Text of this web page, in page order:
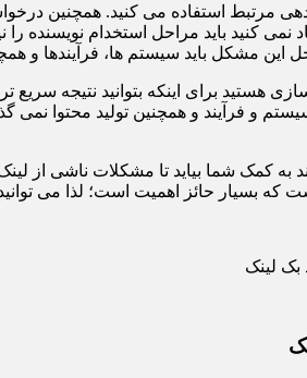
مرتبط استفاده می کنید. همچنین
نمی کنید باید مراحل استخدام
مشکل باید سیستم ها، فرآیندها و
هستید برای اینکه بتوانید نتیجه
و فرآیند و همچنین تولید محتوا نمی
به کمک شما بیاید تا مشکلات ناشی
است که بسیار حائز اهمیت است؛ لذا می